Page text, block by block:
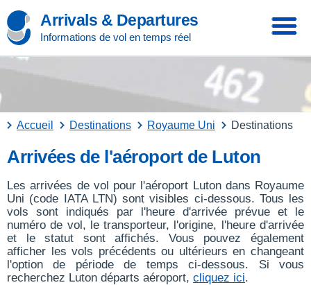
Arrivals & Departures
Informations de vol en temps réel
Accueil Destinations Royaume Uni Destinations
Arrivées de l'aéroport de Luton
Les arrivées de vol pour l'aéroport Luton dans Royaume
Uni (code IATA LTN) sont visibles ci-dessous. Tous les
vols sont indiqués par l'heure d'arrivée prévue et le
numéro de vol, le transporteur, l'origine, l'heure d'arrivée
et le statut sont affichés. Vous pouvez également
afficher les vols précédents ou ultérieurs en changeant
l'option de période de temps ci-dessous. Si vous
recherchez Luton départs aéroport, cliquez ici.